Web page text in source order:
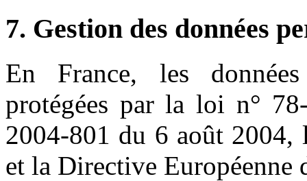
7. Gestion des données
En France, les
protégées par la loi n°
2004-801 du 6 août
et la Directive Européenne